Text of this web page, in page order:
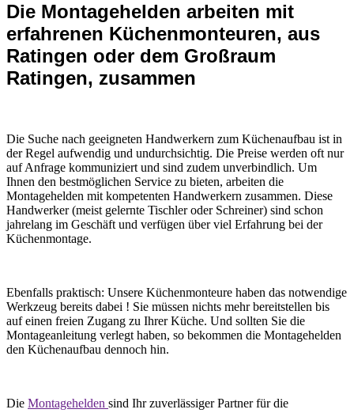
Die Montagehelden arbeiten mit
erfahrenen Küchenmonteuren, aus
Ratingen oder dem Großraum
Ratingen, zusammen
Die Suche nach geeigneten Handwerkern zum Küchenaufbau ist in
der Regel aufwendig und undurchsichtig. Die Preise werden oft nur
auf Anfrage kommuniziert und sind zudem unverbindlich. Um
Ihnen den bestmöglichen Service zu bieten, arbeiten die
Montagehelden mit kompetenten Handwerkern zusammen. Diese
Handwerker (meist gelernte Tischler oder Schreiner) sind schon
jahrelang im Geschäft und verfügen über viel Erfahrung bei der
Küchenmontage.
Ebenfalls praktisch: Unsere Küchenmonteure haben das notwendige
Werkzeug bereits dabei ! Sie müssen nichts mehr bereitstellen bis
auf einen freien Zugang zu Ihrer Küche. Und sollten Sie die
Montageanleitung verlegt haben, so bekommen die Montagehelden
den Küchenaufbau dennoch hin.
Die Montagehelden sind Ihr zuverlässiger Partner für die